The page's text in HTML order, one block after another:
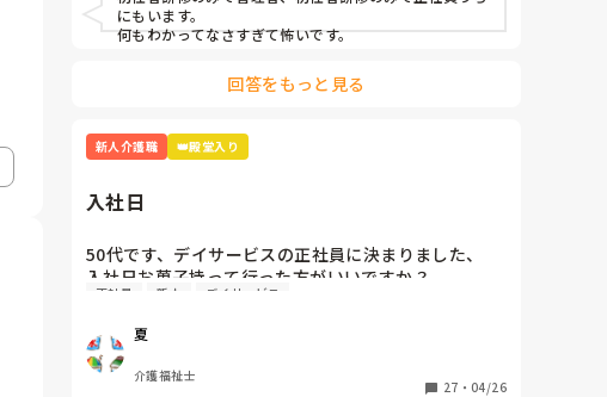
にもいます。
何もわかってなさすぎて怖いです。
回答をもっと見る
新人介護職 👑殿堂入り
入社日
50代です、デイサービスの正社員に決まりました、
入社日お菓子持って行った方がいいですか？
介護職経験は、デイケア、グループホーム、などあり
き参考にさせてくださいませ
正社員 新人 デイサービス
夏
介護福祉士
27 ・ 04/26